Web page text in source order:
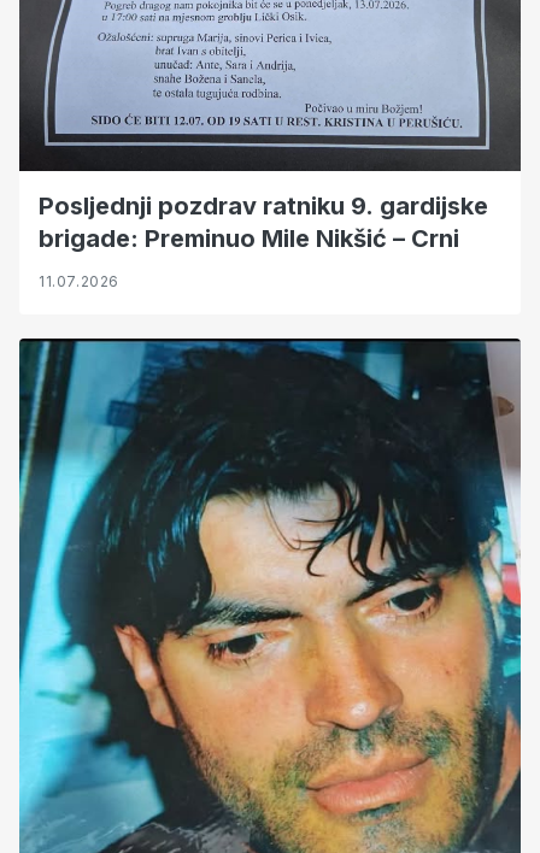
Posljednji pozdrav ratniku 9. gardijske
brigade: Preminuo Mile Nikšić – Crni
11.07.2026